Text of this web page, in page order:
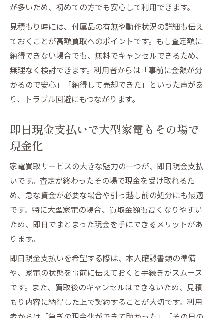
が多いため、初めての方でも安心して利用できます。
見積もり時には、付属品の有無や動作状況の詳細も伝え
ておくことが高額買取へのポイントです。もし査定額に
納得できない場合でも、無料でキャンセルできるため、
無理なく検討できます。利用者からは「事前に金額が分
かるので安心」「納得して売却できた」といった声があ
り、トラブル回避にもつながります。
即日現金支払いで大型家電もその場で
現金化
家電買取サービスの大きな魅力の一つが、即日現金支払
いです。査定が終わったその場で現金を受け取れるた
め、急な資金が必要な場合や引っ越し前の処分にも最適
です。特に大型家電の場合、買取金額も高くなりやすい
ため、即日でまとまった現金を手にできるメリットがあ
ります。
即日現金支払いを希望する際は、本人確認書類の準備
や、家電の状態を事前に伝えておくと手続きがスムーズ
です。また、買取後のキャンセルはできないため、見積
もり内容に納得した上で契約することが大切です。利用